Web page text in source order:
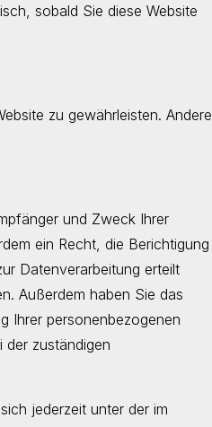
sobald Sie diese Website
zu gewährleisten. Andere
und Zweck Ihrer
ein Recht, die Berichtigung
Datenverarbeitung erteilt
Außerdem haben Sie das
Ihrer personenbezogenen
der zuständigen
jederzeit unter der im